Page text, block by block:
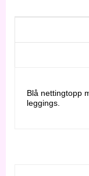
Blå nettingtopp
leggings.